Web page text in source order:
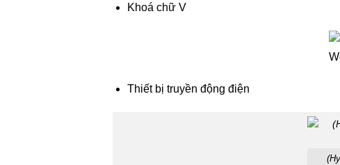
Khoá chữ V
Thiết bị truyền động điện